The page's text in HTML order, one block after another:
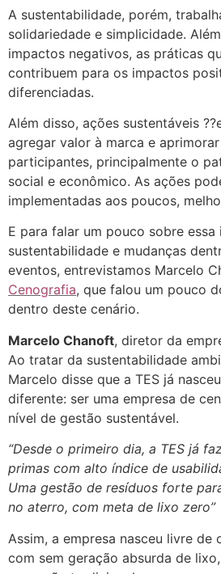
A sustentabilidade, porém,
solidariedade e simplicidade.
impactos negativos, as práticas
contribuem para os impactos
diferenciadas.
Além disso, ações sustentáveis
agregar valor à marca e
participantes, principalmente o
social e econômico. As ações
implementadas aos poucos,
E para falar um pouco sobre essa
sustentabilidade e mudanças
eventos, entrevistamos Marcelo
Cenografia, que falou um pouco
dentro deste cenário.
Marcelo Chanoft, diretor da
Ao tratar da sustentabilidade
Marcelo disse que a TES já
diferente: ser uma empresa de
nível de gestão sustentável.
“Desde o primeiro dia, a TES já
primas com alto índice de
Uma gestão de resíduos forte
no aterro, com meta de lixo zero”
Assim, a empresa nasceu livre de
com sem geração absurda de